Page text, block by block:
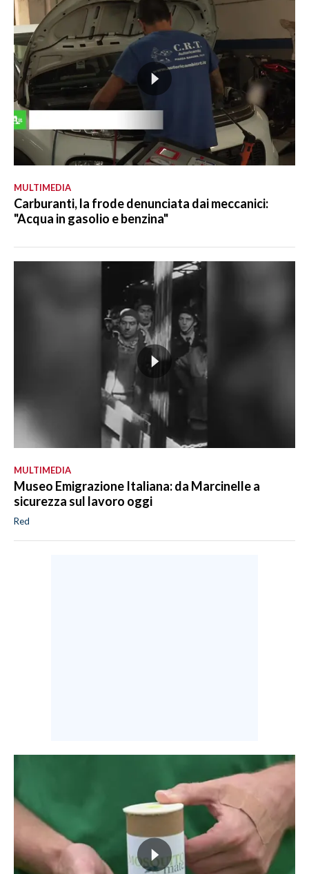
MULTIMEDIA
Carburanti, la frode denunciata dai meccanici:
"Acqua in gasolio e benzina"
MULTIMEDIA
Museo Emigrazione Italiana: da Marcinelle a
sicurezza sul lavoro oggi
Red